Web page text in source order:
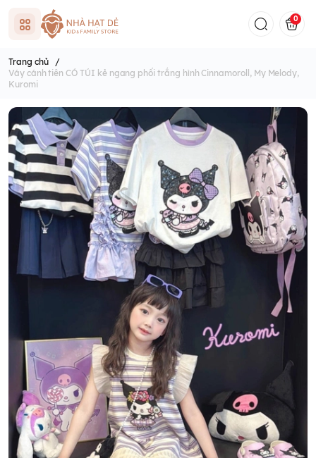
0
Trang chủ
/
Váy cánh tiên CÓ TÚI kẻ ngang phối trắng hình Cinnamoroll, My Melody,
Kuromi